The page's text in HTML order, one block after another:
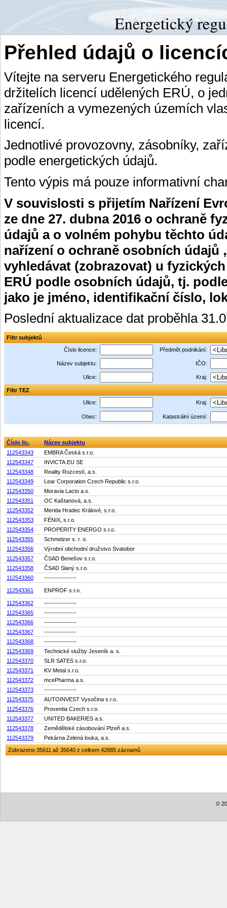
Přehled údajů o
Vítejte na serveru Energetického
držitelích licencí udělených ERÚ, o
zařízeních a vymezených územích
licencí.
Jednotlivé provozovny, zásobníky,
podle energetických údajů.
Tento výpis má pouze informativní
V souvislosti s přijetím Nařízení
ze dne 27. dubna 2016 o ochraně
údajů a o volném pohybu těchto
nařízení o ochraně osobních údajů
vyhledávat (zobrazovat) u
ERÚ podle osobních údajů, tj.
jako je jméno, identifikační číslo,
Poslední aktualizace dat proběhla
Filtr subjektů
Číslo licence:
Předmět podnikání:
Název subjektu: IČO:
Ulice: Kraj:
Filtr TEZ
Ulice:
Kraj:
Obec: Katastrální území:
Číslo lic.
Název subjektu
112543343
EMBRA Česká s.r.o.
112543347
INVICTA.EU SE
112543348
Reality Rozcestí, a.s.
112543349
Lear Corporation Czech Republic s.r.o.
112543350
Moravia Lacto a.s.
112543351
OC Kaštanová, a.s.
112543352
Merida Hradec Králové, s.r.o.
112543353
FÉNIX, s.r.o.
112543354
PROPERITY ENERGO s.r.o.
112543355
Schmelzer s. r. o.
112543356
Výrobní obchodní družstvo Svatobor
112543357
ČSAD Benešov s.r.o.
112543358
ČSAD Slaný s.r.o.
112543360
----------------
112543361 ENPROF s.r.o.
112543362
----------------
112543365
----------------
112543366
----------------
112543367
----------------
112543368
----------------
112543369
Technické služby Jeseník a. s.
112543370
SLR SATES s.r.o.
112543371
KV Metal s.r.o.
112543372
mcePharma a.s.
112543373
----------------
112543375
AUTOINVEST Vysočina s.r.o.
112543376
Proventia Czech s.r.o.
112543377
UNITED BAKERIES a.s.
112543378
Zemědělské zásobování Plzeň a.s.
112543379
Pekárna Zelená louka, a.s.
Zobrazeno 35611 až 35640 z celkem 42885 záznamů
©